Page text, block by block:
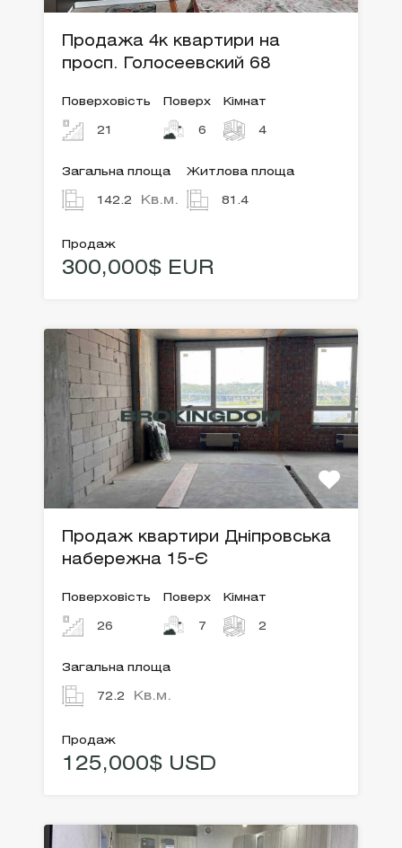
Продажа 4к квартири на
просп. Голосеевский 68
Поверховість
21
Поверх
6
Кімнат
4
Загальна площа
142.2 Кв.м.
Житлова площа
81.4
Продаж
300,000$ EUR
Продаж квартири Дніпровська
набережна 15-Є
Поверховість
26
Поверх
7
Кімнат
2
Загальна площа
72.2 Кв.м.
Продаж
125,000$ USD